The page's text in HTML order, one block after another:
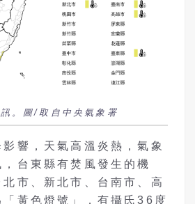
。圖/取自中央氣象署
響，天氣高溫炎熱，氣象
台東縣有焚風發生的機
市、新北市、台南市、高
黃色燈號」，有攝氏36度